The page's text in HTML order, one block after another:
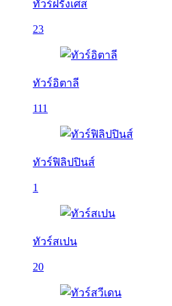
ทัวร์ฝรั่งเศส
23
ทัวร์อิตาลี
111
ทัวร์ฟิลิปปินส์
1
ทัวร์สเปน
20